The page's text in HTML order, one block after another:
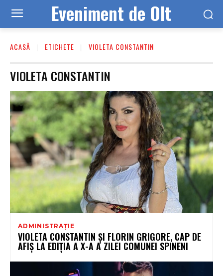
Eveniment de Olt
ACASĂ ETICHETE VIOLETA CONSTANTIN
VIOLETA CONSTANTIN
ADMINISTRAȚIE
VIOLETA CONSTANTIN ȘI FLORIN GRIGORE, CAP DE
AFIȘ LA EDIȚIA A X-A A ZILEI COMUNEI SPINENI